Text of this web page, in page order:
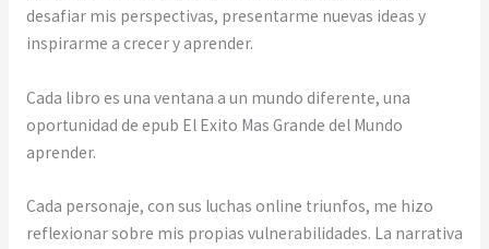
desafiar mis perspectivas, presentarme nuevas ideas y
inspirarme a crecer y aprender.
Cada libro es una ventana a un mundo diferente, una
oportunidad de epub El Exito Mas Grande del Mundo
aprender.
Cada personaje, con sus luchas online triunfos, me hizo
reflexionar sobre mis propias vulnerabilidades. La narrativa